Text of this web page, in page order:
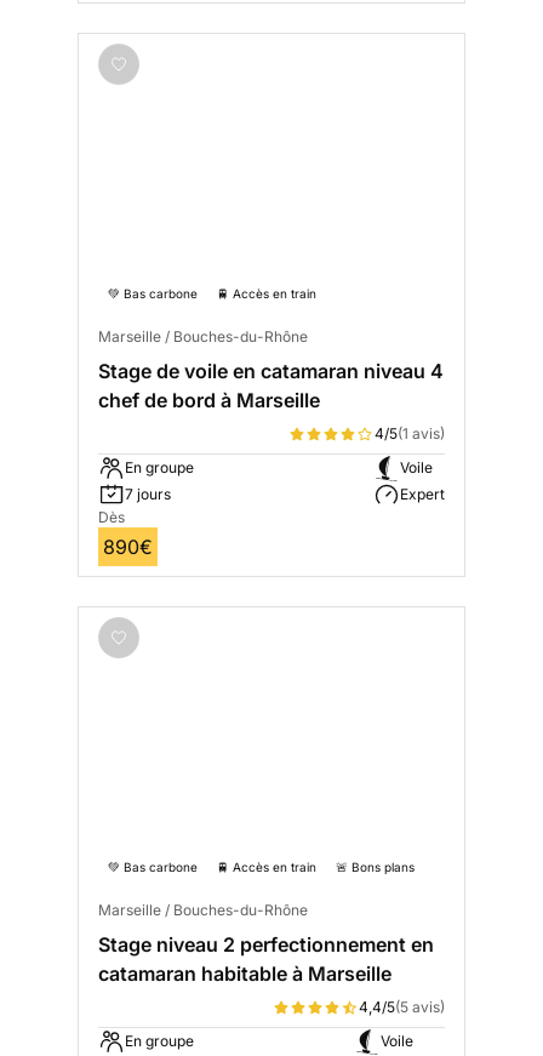
💚 Bas carbone 🚆 Accès en train
Marseille / Bouches-du-Rhône
Stage de voile en catamaran niveau 4
chef de bord à Marseille
4/5(1 avis)
En groupe
7 jours
Voile
Expert
Dès
890€
💚 Bas carbone 🚆 Accès en train 🚨 Bons plans
Marseille / Bouches-du-Rhône
Stage niveau 2 perfectionnement en
catamaran habitable à Marseille
4,4/5(5 avis)
En groupe
Voile